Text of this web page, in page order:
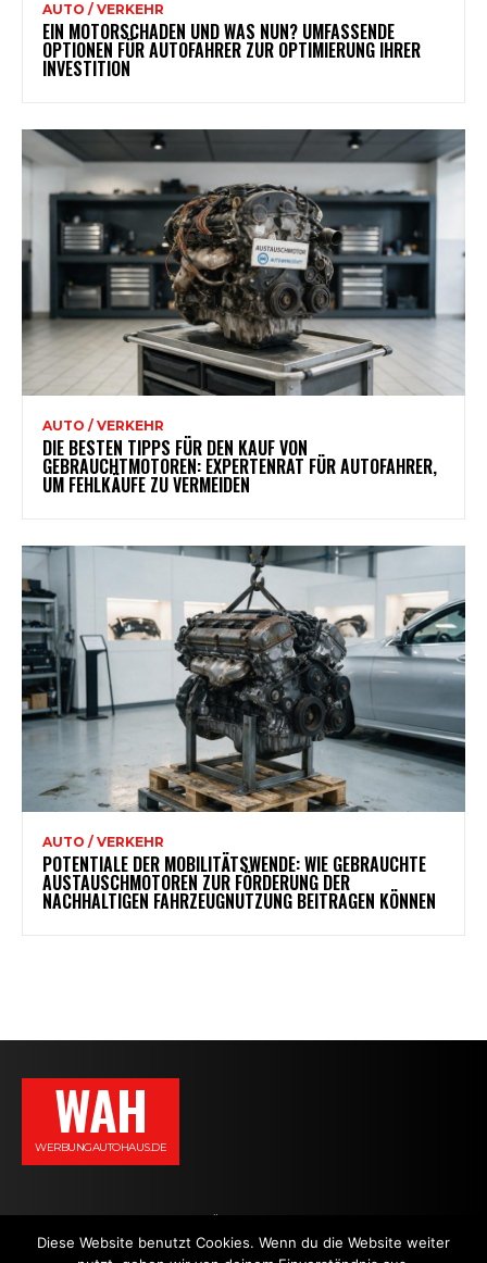
AUTO / VERKEHR
EIN MOTORSCHADEN UND WAS NUN? UMFASSENDE
OPTIONEN FÜR AUTOFAHRER ZUR OPTIMIERUNG IHRER
INVESTITION
AUTO / VERKEHR
DIE BESTEN TIPPS FÜR DEN KAUF VON
GEBRAUCHTMOTOREN: EXPERTENRAT FÜR AUTOFAHRER,
UM FEHLKÄUFE ZU VERMEIDEN
AUTO / VERKEHR
POTENTIALE DER MOBILITÄTSWENDE: WIE GEBRAUCHTE
AUSTAUSCHMOTOREN ZUR FÖRDERUNG DER
NACHHALTIGEN FAHRZEUGNUTZUNG BEITRAGEN KÖNNEN
WAH
WERBUNGAUTOHAUS.DE
AGB DATENSCHUTZERKLÄRUNG
Diese Website benutzt Cookies. Wenn du die Website weiter